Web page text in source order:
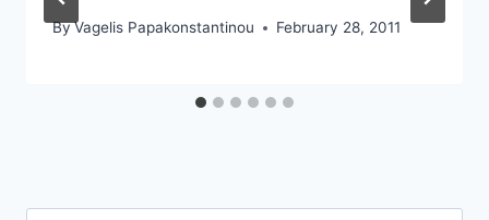
ByVagelis Papakonstantinou February 28, 2011